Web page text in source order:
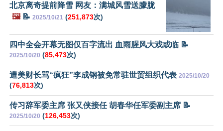
北京离奇提前降雪 网友：满城风雪送朦胧
🖼️📝 2025/10/21 (251,873次)
四中全会开幕无图仅百字流出 血雨腥风大戏或临 📝
2025/10/20 (85,473次)
遭美财长骂“疯狂”李成钢被免常驻世贸组织代表 2025/10/20
(76,813次)
传习辞军委主席 张又侠接任 胡春华任军委副主席 📝
2025/10/20 (126,453次)